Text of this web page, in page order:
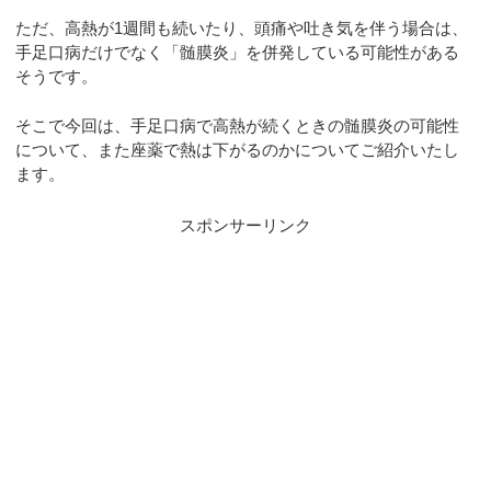
ただ、高熱が1週間も続いたり、頭痛や吐き気を伴う場合は、
手足口病だけでなく「髄膜炎」を併発している可能性がある
そうです。
そこで今回は、手足口病で高熱が続くときの髄膜炎の可能性
について、また座薬で熱は下がるのかについてご紹介いたし
ます。
スポンサーリンク